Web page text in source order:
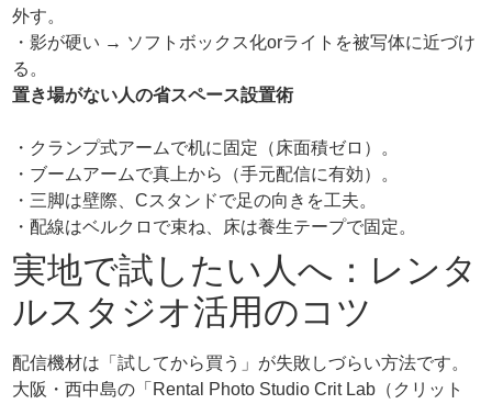
外す。
・影が硬い → ソフトボックス化orライトを被写体に近づけ
る。
置き場がない人の省スペース設置術
・クランプ式アームで机に固定（床面積ゼロ）。
・ブームアームで真上から（手元配信に有効）。
・三脚は壁際、Cスタンドで足の向きを工夫。
・配線はベルクロで束ね、床は養生テープで固定。
実地で試したい人へ：レンタ
ルスタジオ活用のコツ
配信機材は「試してから買う」が失敗しづらい方法です。
大阪・西中島の「Rental Photo Studio Crit Lab（クリット